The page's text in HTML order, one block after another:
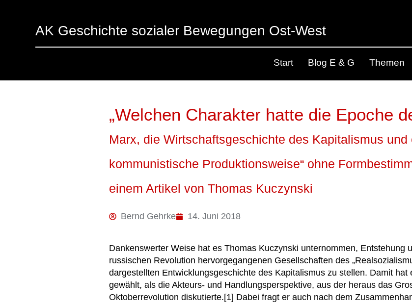
AK Geschichte sozialer Bewegungen Ost-West
Start Blog E & G Themen
„Welchen Charakter hatte die Epoche
Marx, die Wirtschaftsgeschichte des Kapitalismus und
kommunistische Produktionsweise“ ohne
einem Artikel von Thomas Kuczynski
Bernd Gehrke 14. Juni 2018
Dankenswerter Weise hat es Thomas Kuczynski unternommen, Entstehung
russischen Revolution hervorgegangenen Gesellschaften des
dargestellten Entwicklungsgeschichte des Kapitalismus zu stellen. Damit hat
gewählt, als die Akteurs- und Handlungsperspektive, aus der heraus das
Oktoberrevolution diskutierte.[1] Dabei fragt er auch nach dem